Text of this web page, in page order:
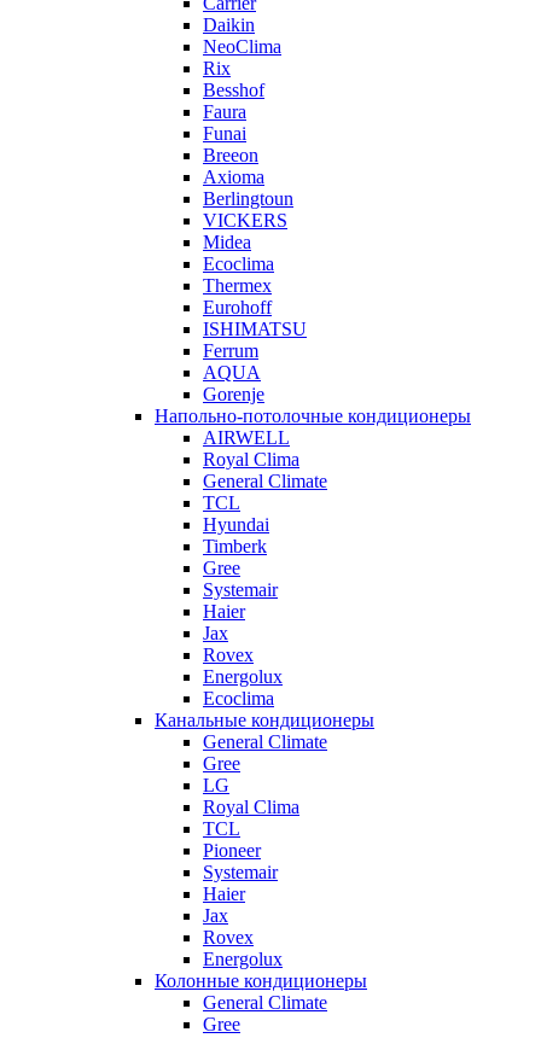
Daikin
NeoClima
Rix
Besshof
Faura
Funai
Breeon
Axioma
Berlingtoun
VICKERS
Midea
Ecoclima
Thermex
Eurohoff
ISHIMATSU
Ferrum
AQUA
Gorenje
Напольно-потолочные кондиционеры
AIRWELL
Royal Clima
General Climate
TCL
Hyundai
Timberk
Gree
Systemair
Haier
Jax
Rovex
Energolux
Ecoclima
Канальные кондиционеры
General Climate
Gree
LG
Royal Clima
TCL
Pioneer
Systemair
Haier
Jax
Rovex
Energolux
Колонные кондиционеры
General Climate
Gree